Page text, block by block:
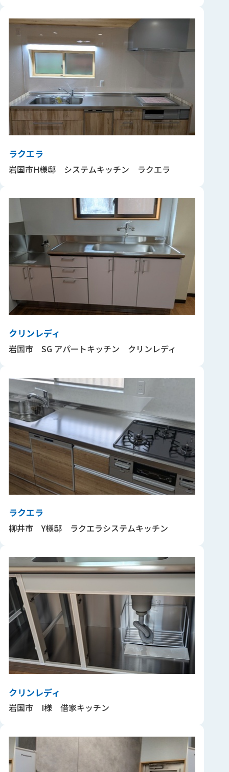
ラクエラ
岩国市H様邸 システムキッチン ラクエラ
クリンレディ
岩国市 SG アパートキッチン クリンレディ
ラクエラ
柳井市 Y様邸 ラクエラシステムキッチン
クリンレディ
岩国市 I様 借家キッチン